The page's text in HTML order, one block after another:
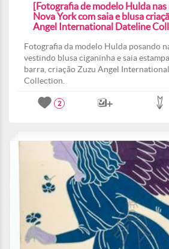
[Fotografia de modelo Hulda nas
Nova York com saia e blusa
Angel International Dateline
Fotografia da modelo Hulda posando
vestindo blusa ciganinha e saia
barra, criação Zuzu Angel
Collection.
2